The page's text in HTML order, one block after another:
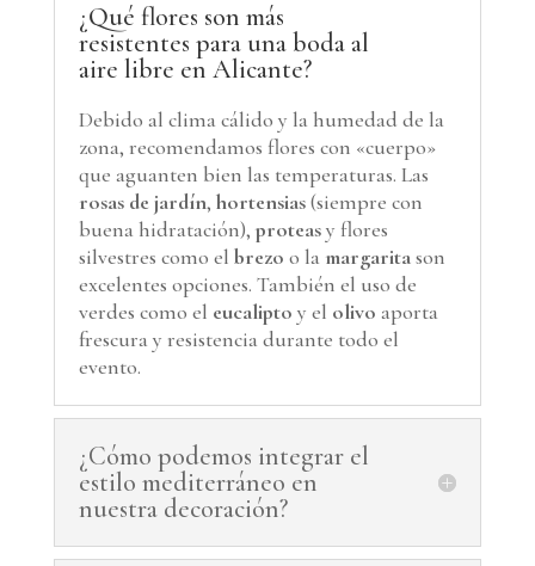
¿Qué flores son más
resistentes para una boda al
aire libre en Alicante?
Debido al clima cálido y la humedad de la
zona, recomendamos flores con «cuerpo»
que aguanten bien las temperaturas. Las
rosas de jardín, hortensias(siempre con
buena hidratación), proteasy flores
silvestres como el brezo o la margaritason
excelentes opciones. También el uso de
verdes como el eucalipto y el olivo aporta
frescura y resistencia durante todo el
evento.
¿Cómo podemos integrar el
estilo mediterráneo en
nuestra decoración?